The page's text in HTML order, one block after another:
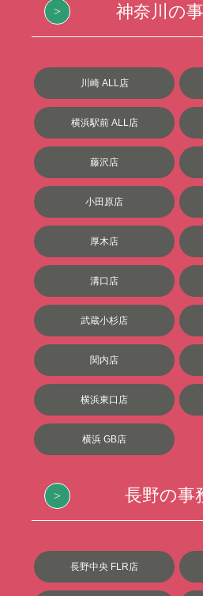
神奈川の
川崎 ALL店
横浜駅前 ALL店
藤沢店
小田原店
厚木店
溝口店
武蔵小杉店
関内店
横浜東口店
横浜 GB店
長野の事
長野中央 FLR店